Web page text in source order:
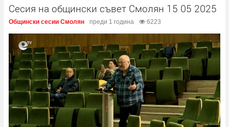
Сесия на общински съвет Смолян 15 05 2025
Общински сесии Смолян преди 1 година 6223